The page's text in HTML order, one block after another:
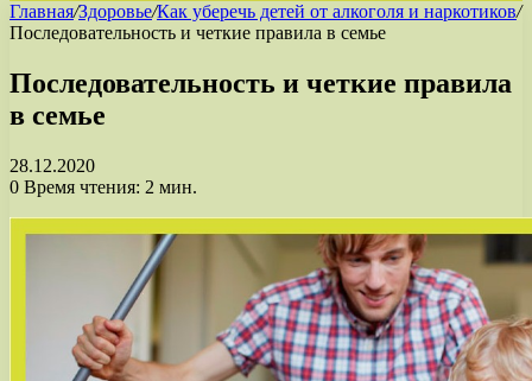
Главная/Здоровье/Как уберечь детей от алкоголя и наркотиков/
Последовательность и четкие правила в семье
Последовательность и четкие правила
в семье
28.12.2020
0 Время чтения: 2 мин.